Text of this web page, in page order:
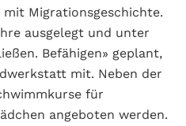
Migrationsgeschichte.
ausgelegt und unter
Befähigen» geplant,
mit. Neben der
für
angeboten werden.